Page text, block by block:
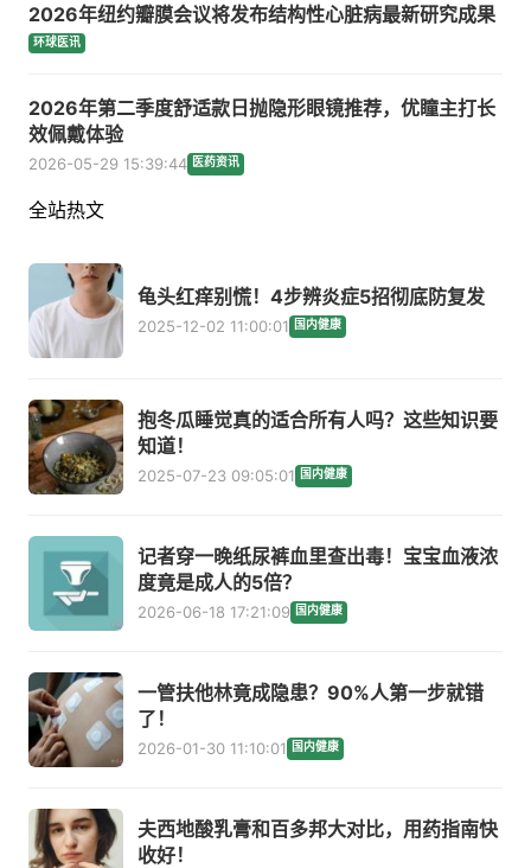
2026年纽约瓣膜会议将发布结构性心脏病最新研究成果
环球医讯
2026年第二季度舒适款日抛隐形眼镜推荐，优瞳主打长
效佩戴体验
2026-05-29 15:39:44 医药资讯
全站热文
龟头红痒别慌！4步辨炎症5招彻底防复发
2025-12-02 11:00:01 国内健康
抱冬瓜睡觉真的适合所有人吗？这些知识要
知道！
2025-07-23 09:05:01 国内健康
记者穿一晚纸尿裤血里查出毒！宝宝血液浓
度竟是成人的5倍？
2026-06-18 17:21:09 国内健康
一管扶他林竟成隐患？90%人第一步就错
了！
2026-01-30 11:10:01 国内健康
夫西地酸乳膏和百多邦大对比，用药指南快
收好！